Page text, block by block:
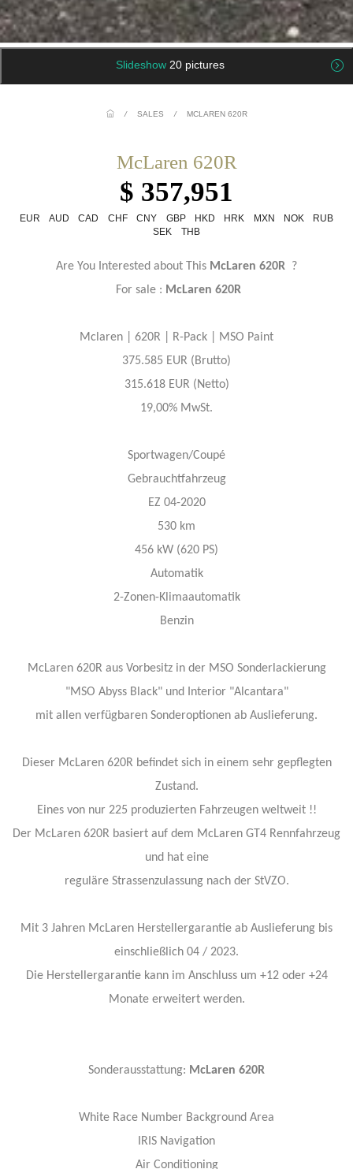
Slideshow 20 pictures
/ SALES / MCLAREN 620R
McLaren 620R
$ 357,951
EUR AUD CAD CHF CNY GBP HKD HRK MXN NOK
RUB
SEK
THB
Are You Interested about This McLaren 620R ?
For sale : McLaren 620R
Mclaren | 620R | R-Pack | MSO Paint
375.585 EUR (Brutto)
315.618 EUR (Netto)
19,00% MwSt.
Sportwagen/Coupé
Gebrauchtfahrzeug
EZ 04-2020
530 km
456 kW (620 PS)
Automatik
2-Zonen-Klimaautomatik
Benzin
McLaren 620R aus Vorbesitz in der MSO Sonderlackierung
"MSO Abyss Black" und Interior "Alcantara"
mit allen verfügbaren Sonderoptionen ab Auslieferung.
Dieser McLaren 620R befindet sich in einem sehr gepflegten
Zustand.
Eines von nur 225 produzierten Fahrzeugen weltweit !!
Der McLaren 620R basiert auf dem McLaren GT4 Rennfahrzeug
und hat eine
reguläre Strassenzulassung nach der StVZO.
Mit 3 Jahren McLaren Herstellergarantie ab Auslieferung bis
einschließlich 04 / 2023.
Die Herstellergarantie kann im Anschluss um +12 oder +24
Monate erweitert werden.
Sonderausstattung: McLaren 620R
White Race Number Background Area
IRIS Navigation
Air Conditioning